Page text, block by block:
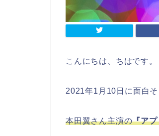
こんにちは、ちはです。
2021年1月10日に面白
本田翼さん主演の『ア